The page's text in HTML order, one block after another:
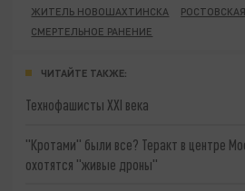
ЖИТЕЛЬ НОВОШАХТИНСКА
СМЕРТЕЛЬНОЕ РАНЕНИЕ
ЧИТАЙТЕ ТАКЖЕ:
Технофашисты XXI века
"Кротами" были все? Теракт в центре
охотятся "живые дроны"